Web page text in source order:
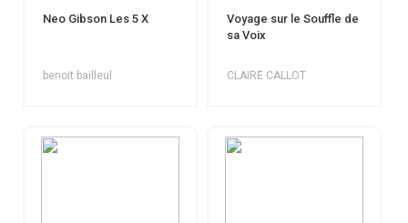
Neo Gibson Les 5 X
benoit bailleul
Voyage sur le Souffle de
sa Voix
CLAIRE CALLOT